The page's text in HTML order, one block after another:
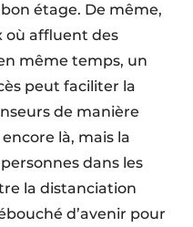
étage. De même,
où affluent des
même temps, un
peut faciliter la
de manière
là, mais la
dans les
la distanciation
d’avenir pour